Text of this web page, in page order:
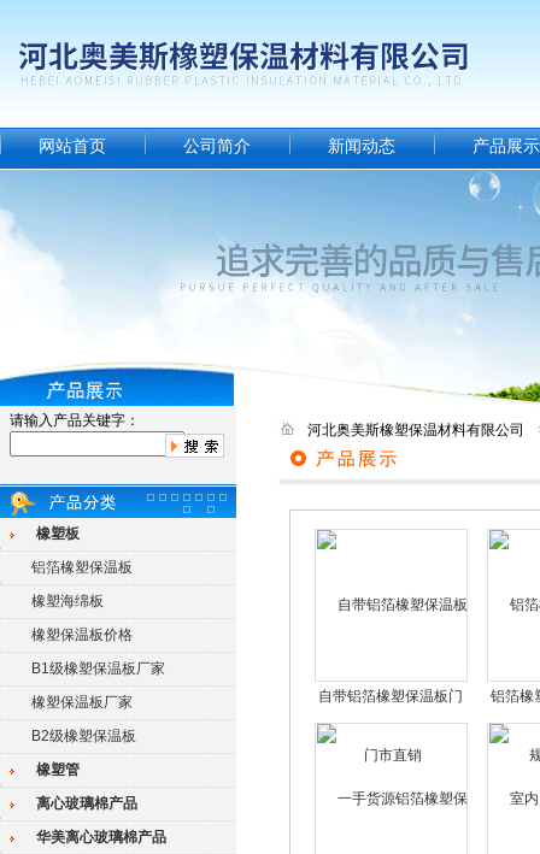
网站首页 公司简介 新闻动态 产品展示
请输入产品关键字：
橡塑板
铝箔橡塑保温板
橡塑海绵板
橡塑保温板价格
B1级橡塑保温板厂家
橡塑保温板厂家
B2级橡塑保温板
橡塑管
离心玻璃棉产品
华美离心玻璃棉产品
河北奥美斯橡塑保温材料有限公
自带铝箔橡塑保温板门
市直销
铝箔橡